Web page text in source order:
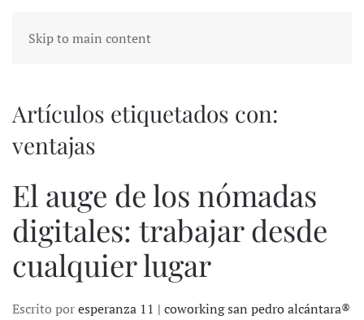
Skip to main content
Artículos etiquetados con:
ventajas
El auge de los nómadas
digitales: trabajar desde
cualquier lugar
Escrito poresperanza 11 | coworking san pedro alcántara®